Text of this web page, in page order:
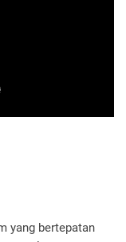
yang bertepatan